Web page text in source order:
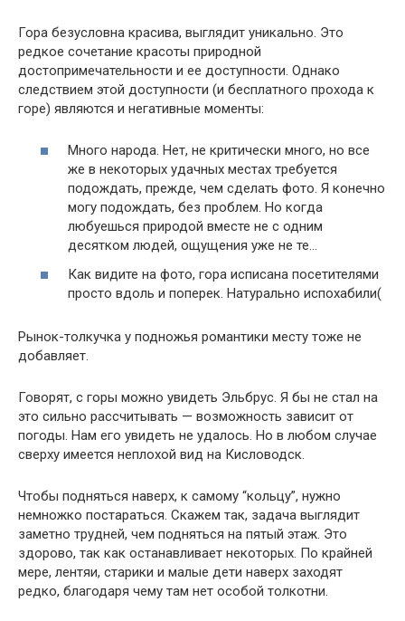
Гора безусловна красива, выглядит уникально. Это
редкое сочетание красоты природной
достопримечательности и ее доступности. Однако
следствием этой доступности (и бесплатного прохода к
горе) являются и негативные моменты:
Много народа. Нет, не критически много, но все
же в некоторых удачных местах требуется
подождать, прежде, чем сделать фото. Я конечно
могу подождать, без проблем. Но когда
любуешься природой вместе не с одним
десятком людей, ощущения уже не те…
Как видите на фото, гора исписана посетителями
просто вдоль и поперек. Натурально испохабили(
Рынок-толкучка у подножья романтики месту тоже не
добавляет.
Говорят, с горы можно увидеть Эльбрус. Я бы не стал на
это сильно рассчитывать — возможность зависит от
погоды. Нам его увидеть не удалось. Но в любом случае
сверху имеется неплохой вид на Кисловодск.
Чтобы подняться наверх, к самому “кольцу”, нужно
немножко постараться. Скажем так, задача выглядит
заметно трудней, чем подняться на пятый этаж. Это
здорово, так как останавливает некоторых. По крайней
мере, лентяи, старики и малые дети наверх заходят
редко, благодаря чему там нет особой толкотни.